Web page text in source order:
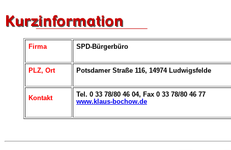
Firma SPD-Bürgerbüro
PLZ, Ort Potsdamer Straße 116, 14974 Ludwigsfelde
Kontakt
Tel. 0 33 78/80 46 04, Fax 0 33 78/80 46 77
www.klaus-bochow.de